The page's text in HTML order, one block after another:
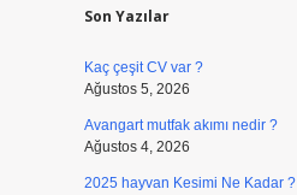
Son Yazılar
Kaç çeşit CV var ?
Ağustos 5, 2026
Avangart mutfak akımı nedir ?
Ağustos 4, 2026
2025 hayvan Kesimi Ne Kadar ?